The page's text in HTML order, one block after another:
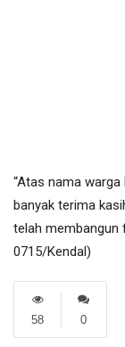
“Atas nama
banyak terima
telah membangun
0715/Kendal)
0
58